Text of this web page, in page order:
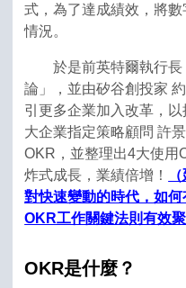
式，為了達成績效，將
情況。
於是前英特爾執行長
論」，並由矽谷創投家
引更多企業加入改革，
大企業指定策略顧問 許
OKR，並整理出4大使用
炸式成長，業績倍增！
對快速變動的時代，如
OKR工作關鍵法則有效
OKR是什麼？